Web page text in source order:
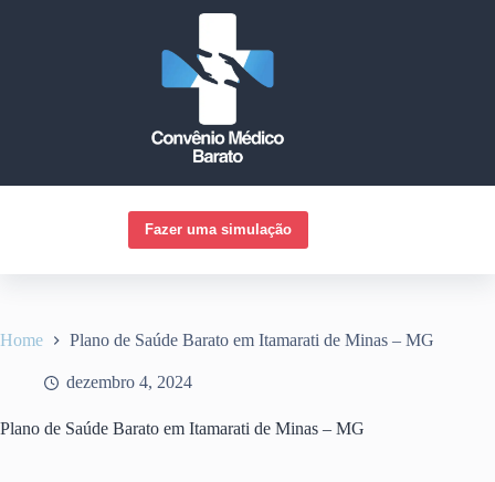
Fazer uma simulação
Home Plano de Saúde Barato em Itamarati de Minas – MG
dezembro 4, 2024
Plano de Saúde Barato em Itamarati de Minas – MG